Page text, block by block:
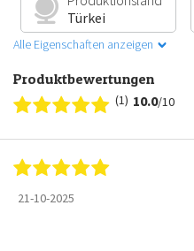
Türkei
Alle Eigenschaften anzeigen
Produktbewertungen
(1) 10.0/10
21-10-2025